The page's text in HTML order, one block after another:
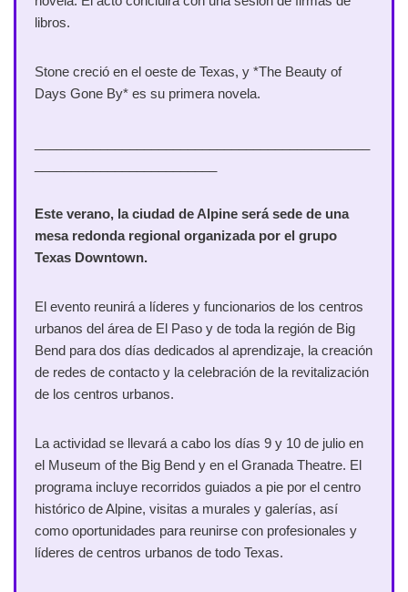
libros.
Stone creció en el oeste de Texas, y *The Beauty of
Days Gone By* es su primera novela.
Este verano, la ciudad de Alpine será sede de una
mesa redonda regional organizada por el grupo
Texas Downtown.
El evento reunirá a líderes y funcionarios de los centros
urbanos del área de El Paso y de toda la región de Big
Bend para dos días dedicados al aprendizaje, la creación
de redes de contacto y la celebración de la revitalización
de los centros urbanos.
La actividad se llevará a cabo los días 9 y 10 de julio en
el Museum of the Big Bend y en el Granada Theatre. El
programa incluye recorridos guiados a pie por el centro
histórico de Alpine, visitas a murales y galerías, así
como oportunidades para reunirse con profesionales y
líderes de centros urbanos de todo Texas.